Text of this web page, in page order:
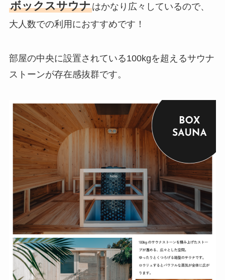
ボックスサウナはかなり広々しているので、
大人数での利用におすすめです！
部屋の中央に設置されている100kgを超えるサウナ
ストーンが存在感抜群です。